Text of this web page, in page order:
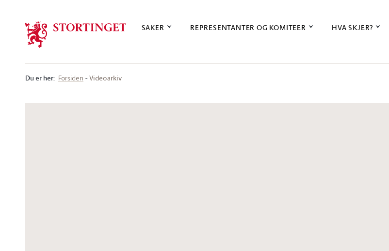
SAKER REPRESENTANTER OG KOMITEER HVA SKJER?
Du er her: Forsiden Videoarkiv